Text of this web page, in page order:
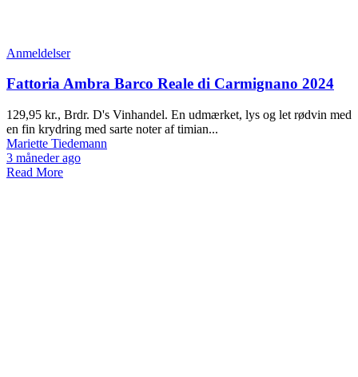
Anmeldelser
Fattoria Ambra Barco Reale di Carmignano 2024
129,95 kr., Brdr. D's Vinhandel. En udmærket, lys og let rødvin med
en fin krydring med sarte noter af timian...
Mariette Tiedemann
3 måneder ago
Read More